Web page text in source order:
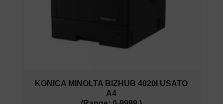
KONICA MINOLTA BIZHUB 4020I USATO
A4